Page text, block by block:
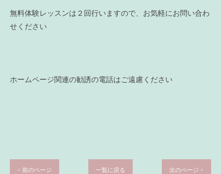
無料体験レッスンは２回行いますので、お気軽にお問い合わ
せください
ホームページ関連の勧誘の電話はご遠慮ください
< 前のページ 一覧に戻る 次のページ >